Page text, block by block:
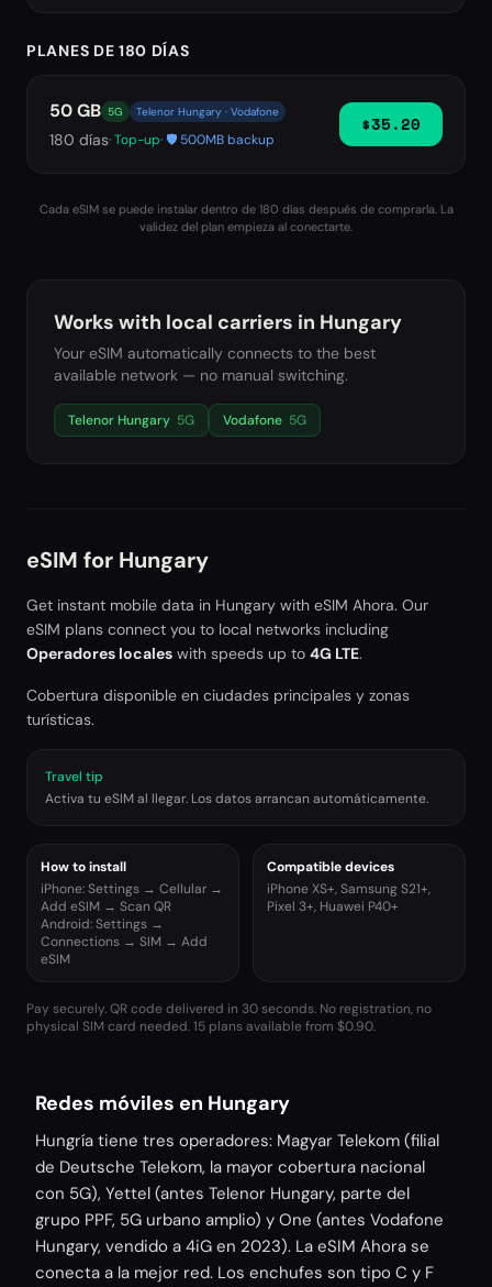
PLANES DE 180 DÍAS
50 GB 5G Telenor Hungary · Vodafone
180 días· Top-up· 🛡️ 500MB backup
$35.20
Cada eSIM se puede instalar dentro de 180 días después de comprarla. La
validez del plan empieza al conectarte.
Works with local carriers in Hungary
Your eSIM automatically connects to the best
available network — no manual switching.
Telenor Hungary 5G Vodafone 5G
eSIM for Hungary
Get instant mobile data in Hungary with eSIM Ahora. Our
eSIM plans connect you to local networks including
Operadores locales with speeds up to 4G LTE.
Cobertura disponible en ciudades principales y zonas
turísticas.
Travel tip
Activa tu eSIM al llegar. Los datos arrancan automáticamente.
How to install
iPhone: Settings → Cellular →
Add eSIM → Scan QR
Android: Settings →
Connections → SIM → Add
eSIM
Compatible devices
iPhone XS+, Samsung S21+,
Pixel 3+, Huawei P40+
Pay securely. QR code delivered in 30 seconds. No registration, no
physical SIM card needed.15 plans available from $0.90.
Redes móviles en Hungary
Hungría tiene tres operadores: Magyar Telekom (filial
de Deutsche Telekom, la mayor cobertura nacional
con 5G), Yettel (antes Telenor Hungary, parte del
grupo PPF, 5G urbano amplio) y One (antes Vodafone
Hungary, vendido a 4iG en 2023). La eSIM Ahora se
conecta a la mejor red. Los enchufes son tipo C y F